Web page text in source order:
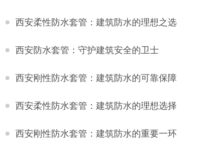
西安柔性防水套管：建筑防水的理想之选
西安防水套管：守护建筑安全的卫士
西安刚性防水套管：建筑防水的可靠保障
西安柔性防水套管：建筑防水的理想选择
西安刚性防水套管：建筑防水的重要一环